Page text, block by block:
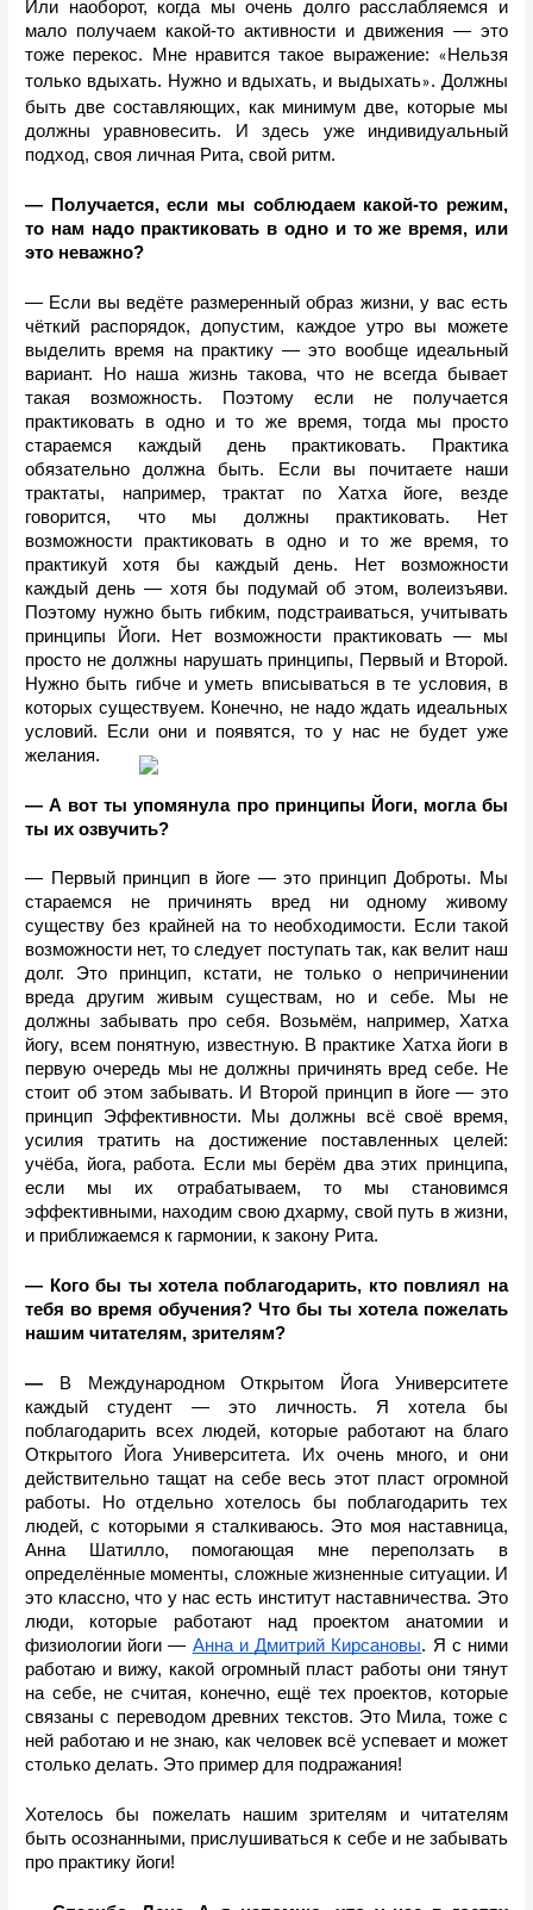
Или наоборот, когда мы очень долго расслабляемся и
мало получаем какой-то активности и движения — это
тоже перекос. Мне нравится такое выражение: « Нельзя
только вдыхать. Нужно и вдыхать, и выдыхать». Должны
быть две составляющих, как минимум две, которые мы
должны уравновесить. И здесь уже индивидуальный
подход, своя личная Рита, свой ритм.
— Получается, если мы соблюдаем какой-то режим,
то нам надо практиковать в одно и то же время, или
это неважно?
— Если вы ведёте размеренный образ жизни, у вас есть
чёткий распорядок, допустим, каждое утро вы можете
выделить время на практику — это вообще идеальный
вариант. Но наша жизнь такова, что не всегда бывает
такая возможность. Поэтому если не получается
практиковать в одно и то же время, тогда мы просто
стараемся каждый день практиковать. Практика
обязательно должна быть. Если вы почитаете наши
трактаты, например, трактат по Хатха йоге, везде
говорится, что мы должны практиковать. Нет
возможности практиковать в одно и то же время, то
практикуй хотя бы каждый день. Нет возможности
каждый день — хотя бы подумай об этом, волеизъяви.
Поэтому нужно быть гибким, подстраиваться, учитывать
принципы Йоги. Нет возможности практиковать — мы
просто не должны нарушать принципы, Первый и Второй.
Нужно быть гибче и уметь вписываться в те условия, в
которых существуем. Конечно, не надо ждать идеальных
условий. Если они и появятся, то у нас не будет уже
желания.
— А вот ты упомянула про принципы Йоги, могла бы
ты их озвучить?
— Первый принцип в йоге — это принцип Доброты. Мы
стараемся не причинять вред ни одному живому
существу без крайней на то необходимости. Если такой
возможности нет, то следует поступать так, как велит наш
долг. Это принцип, кстати, не только о непричинении
вреда другим живым существам, но и себе. Мы не
должны забывать про себя. Возьмём, например, Хатха
йогу, всем понятную, известную. В практике Хатха йоги в
первую очередь мы не должны причинять вред себе. Не
стоит об этом забывать. И Второй принцип в йоге — это
принцип Эффективности. Мы должны всё своё время,
усилия тратить на достижение поставленных целей:
учёба, йога, работа. Если мы берём два этих принципа,
если мы их отрабатываем, то мы становимся
эффективными, находим свою дхарму, свой путь в жизни,
и приближаемся к гармонии, к закону Рита.
— Кого бы ты хотела поблагодарить, кто повлиял на
тебя во время обучения? Что бы ты хотела пожелать
нашим читателям, зрителям?
—
В Международном Открытом Йога Университете
каждый студент — это личность. Я хотела бы
поблагодарить всех людей, которые работают на благо
Открытого Йога Университета. Их очень много, и они
действительно тащат на себе весь этот пласт огромной
работы. Но отдельно хотелось бы поблагодарить тех
людей, с которыми я сталкиваюсь. Это моя наставница,
Анна Шатилло, помогающая мне переползать в
определённые моменты, сложные жизненные ситуации. И
это классно, что у нас есть институт наставничества. Это
люди, которые работают над проектом анатомии и
физиологии йоги — Анна и Дмитрий Кирсановы. Я с ними
работаю и вижу, какой огромный пласт работы они тянут
на себе, не считая, конечно, ещё тех проектов, которые
связаны с переводом древних текстов. Это Мила, тоже с
ней работаю и не знаю, как человек всё успевает и может
столько делать. Это пример для подражания!
Хотелось бы пожелать нашим зрителям и читателям
быть осознанными, прислушиваться к себе и не забывать
про практику йоги!